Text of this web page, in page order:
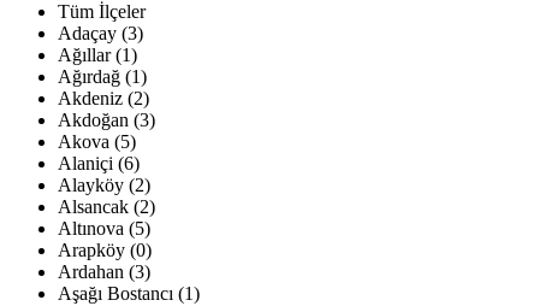
Tüm İlçeler
Adaçay (3)
Ağıllar (1)
Ağırdağ (1)
Akdeniz (2)
Akdoğan (3)
Akova (5)
Alaniçi (6)
Alayköy (2)
Alsancak (2)
Altınova (5)
Arapköy (0)
Ardahan (3)
Aşağı Bostancı (1)